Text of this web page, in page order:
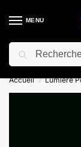
MENU
⚡ 10% de
Accueil / Lumiere